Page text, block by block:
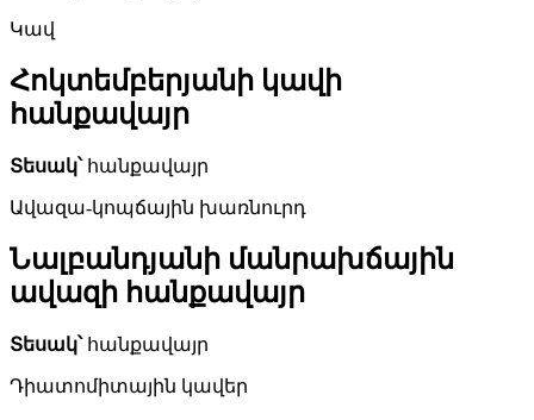
Կավ
Հոկտեմբերյանի կավի
հանքավայր
Տեսակ՝հանքավայր
Ավազա-կոպճային խառնուրդ
Նալբանդյանի մանրախճային
ավազի հանքավայր
Տեսակ՝հանքավայր
Դիատոմիտային կավեր